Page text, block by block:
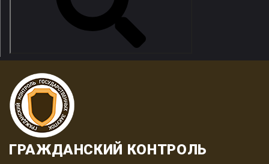
ГРАЖДАНСКИЙ КОНТРОЛЬ